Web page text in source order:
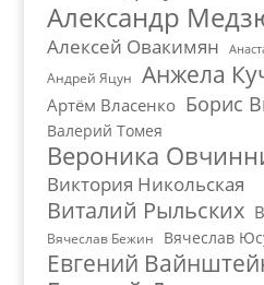
Александр
Алексей Овакимян
Андрей Яцун Анжела
Артём Власенко Борис
Валерий Томея
Вероника
Виктория Никольская
Виталий Рыльских
Вячеслав Бежин Вячеслав
Евгений